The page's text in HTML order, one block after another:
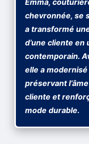
Emma,
chevronnée, se
a transformé
d’une cliente
contemporain.
elle a
préservant
cliente et
mode durable.